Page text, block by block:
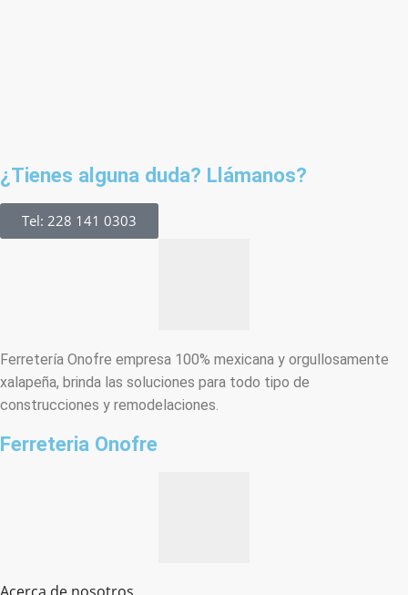
¿Tienes alguna duda? Llámanos?
Tel: 228 141 0303
Ferretería Onofre empresa 100% mexicana y orgullosamente
xalapeña, brinda las soluciones para todo tipo de
construcciones y remodelaciones.
Ferreteria Onofre